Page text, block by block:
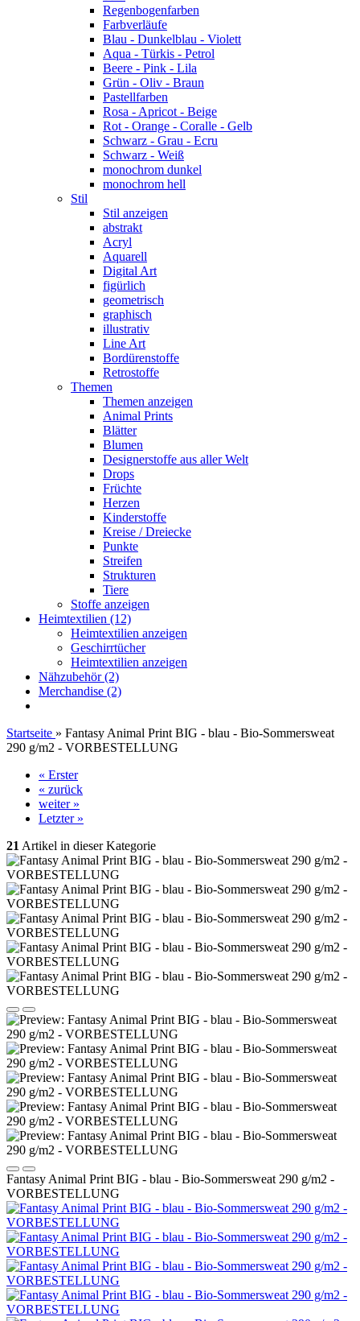
Regenbogenfarben
Farbverläufe
Blau - Dunkelblau - Violett
Aqua - Türkis - Petrol
Beere - Pink - Lila
Grün - Oliv - Braun
Pastellfarben
Rosa - Apricot - Beige
Rot - Orange - Coralle - Gelb
Schwarz - Grau - Ecru
Schwarz - Weiß
monochrom dunkel
monochrom hell
Stil
Stil anzeigen
abstrakt
Acryl
Aquarell
Digital Art
figürlich
geometrisch
graphisch
illustrativ
Line Art
Bordürenstoffe
Retrostoffe
Themen
Themen anzeigen
Animal Prints
Blätter
Blumen
Designerstoffe aus aller Welt
Drops
Früchte
Herzen
Kinderstoffe
Kreise / Dreiecke
Punkte
Streifen
Strukturen
Tiere
Stoffe anzeigen
Heimtextilien (12)
Heimtextilien anzeigen
Geschirrtücher
Heimtextilien anzeigen
Nähzubehör (2)
Merchandise (2)
Startseite » Fantasy Animal Print BIG - blau - Bio-Sommersweat
290 g/m2 - VORBESTELLUNG
« Erster
« zurück
weiter »
Letzter »
21 Artikel in dieser Kategorie
Fantasy Animal Print BIG - blau - Bio-Sommersweat 290 g/m2 -
VORBESTELLUNG